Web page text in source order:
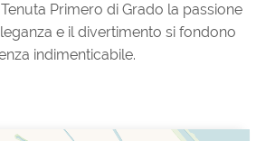
Primero di Grado la passione
e il divertimento si fondono
indimenticabile.